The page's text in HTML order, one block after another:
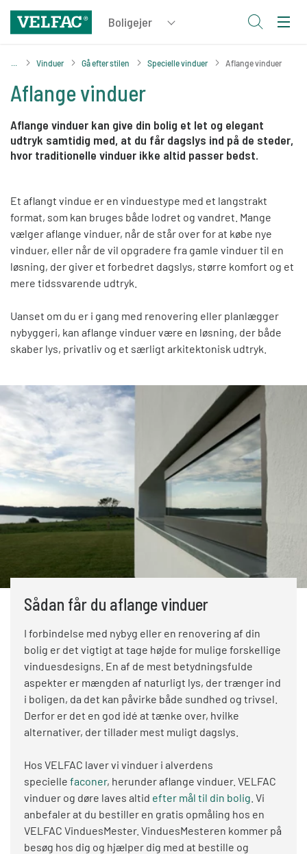
Vinduer Gå efter stilen Specielle vinduer Aflange vinduer
Aflange vinduer
Aflange vinduer kan give din bolig et let og elegant
udtryk samtidig med, at du får dagslys ind på de steder,
hvor traditionelle vinduer ikke altid passer bedst.
Et aflangt vindue er en vinduestype med et langstrakt
format, som kan bruges både lodret og vandret. Mange
vælger aflange vinduer, når de står over for at købe nye
vinduer, eller når de vil opgradere fra gamle vinduer til en
løsning, der giver et forbedret dagslys, større komfort og et
mere tidssvarende udtryk.
Uanset om du er i gang med renovering eller planlægger
nybyggeri, kan aflange vinduer være en løsning, der både
skaber lys, privatliv og et særligt arkitektonisk udtryk.
Sådan får du aflange vinduer
I forbindelse med nybyg eller en renovering af din
bolig er det vigtigt at tage højde for mulige forskellige
vinduesdesigns. En af de mest betydningsfulde
aspekter er mængden af naturligt lys, der trænger ind
i boligen, da det kan påvirke både sundhed og trivsel.
Derfor er det en god idé at tænke over, hvilke
alternativer, der tillader mest muligt dagslys.
Hos VELFAC laver vi vinduer i alverdens
specielle faconer, herunder aflange vinduer. VELFAC
vinduer og døre laves altid efter mål til din bolig . Vi
anbefaler at du bestiller en gratis opmåling hos en
VELFAC VinduesMester. VinduesMesteren kommer på
besøg hos dig og hjælper dig med at bestille og